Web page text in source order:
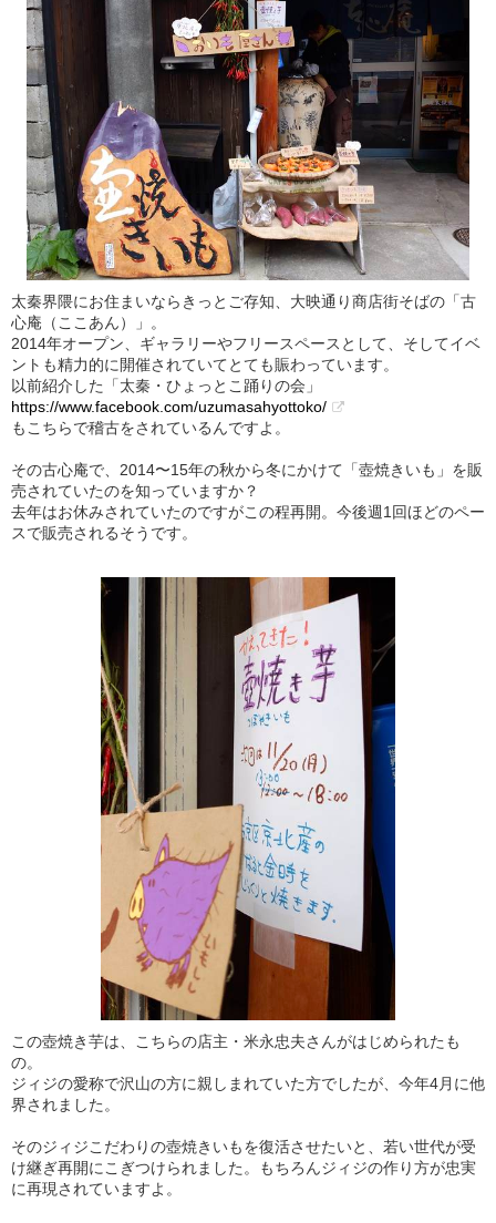
太秦界隈にお住まいならきっとご存知、大映通り商店街そばの「古
心庵（ここあん）」。
2014年オープン、ギャラリーやフリースペースとして、そしてイベ
ントも精力的に開催されていてとても賑わっています。
以前紹介した「太秦・ひょっとこ踊りの会」
https://www.facebook.com/uzumasahyottoko/
もこちらで稽古をされているんですよ。
その古心庵で、2014〜15年の秋から冬にかけて「壺焼きいも」を販
売されていたのを知っていますか？
去年はお休みされていたのですがこの程再開。今後週1回ほどのペー
スで販売されるそうです。
この壺焼き芋は、こちらの店主・米永忠夫さんがはじめられたも
の。
ジィジの愛称で沢山の方に親しまれていた方でしたが、今年4月に他
界されました。
そのジィジこだわりの壺焼きいもを復活させたいと、若い世代が受
け継ぎ再開にこぎつけられました。もちろんジィジの作り方が忠実
に再現されていますよ。